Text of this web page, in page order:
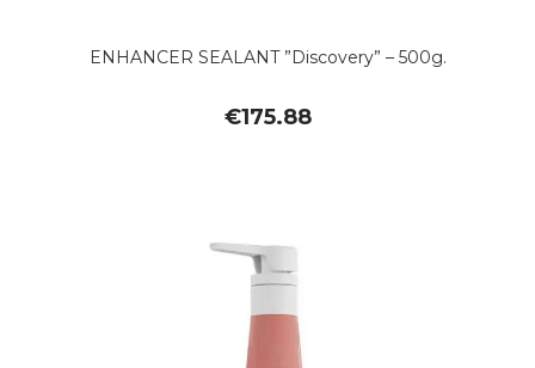
ENHANCER SEALANT ”Discovery” – 500g.
€175.88